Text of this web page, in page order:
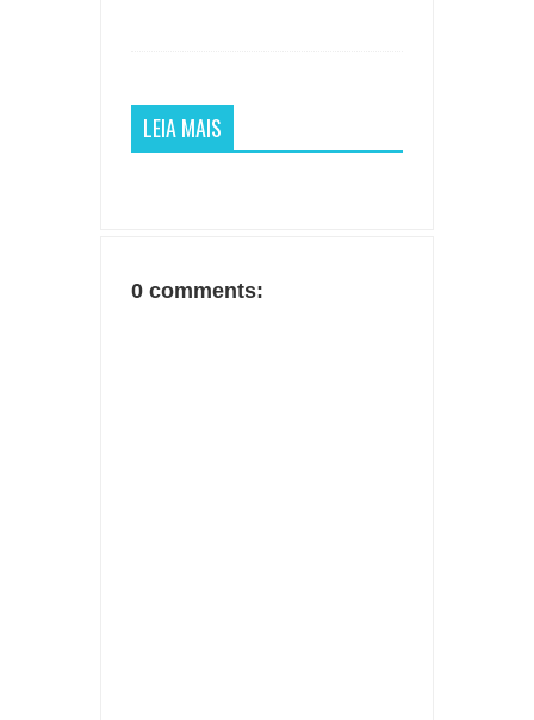
LEIA MAIS
0 comments: